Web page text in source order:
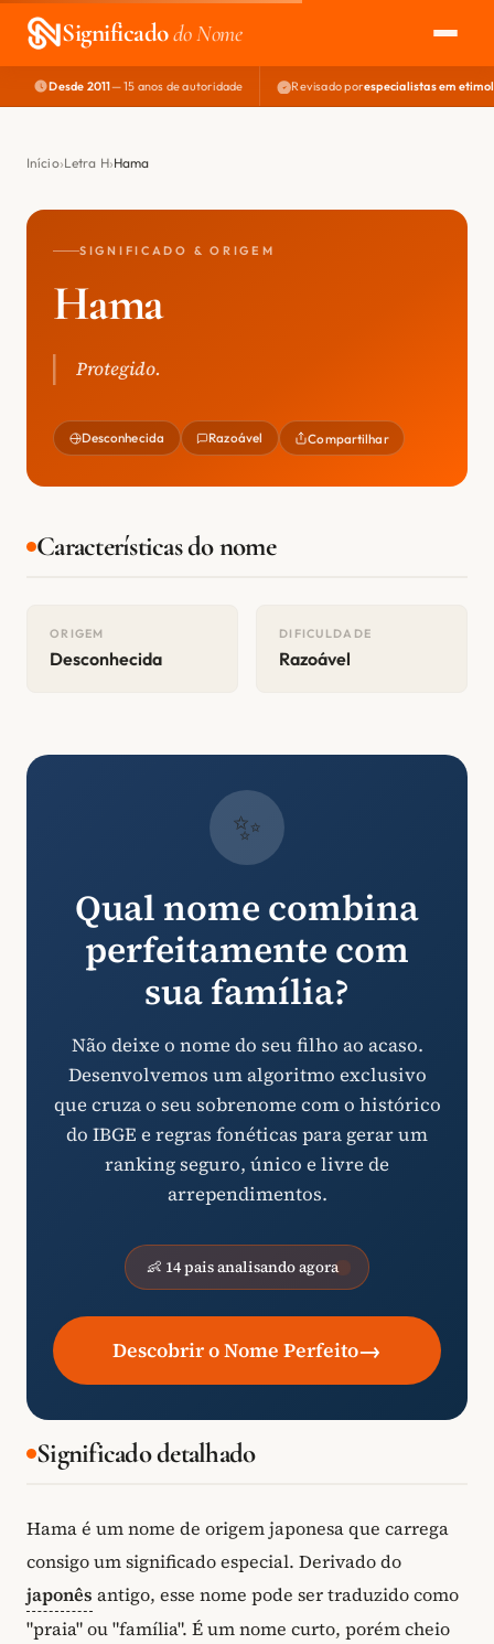
Significadodo Nome
EXPLORAR
NOME PERFEITO
Desde 2011— 15 anos de autoridade Revisado porespecialistas em
Início Letra H Hama
SIGNIFICADO & ORIGEM
Hama
Protegido.
Desconhecida Razoável Compartilhar
Características do nome
ORIGEM
Desconhecida
DIFICULDADE
Razoável
✨
Qual nome combina
perfeitamente com
sua família?
Não deixe o nome do seu filho ao acaso.
Desenvolvemos um algoritmo exclusivo
que cruza o seu sobrenome com o histórico
do IBGE e regras fonéticas para gerar um
ranking seguro, único e livre de
arrependimentos.
👶 14 pais analisando agora
Descobrir o Nome Perfeito→
Significado detalhado
Hama é um nome de origem japonesa que carrega
consigo um significado especial. Derivado do
japonês antigo, esse nome pode ser traduzido como
"praia" ou "família". É um nome curto, porém cheio